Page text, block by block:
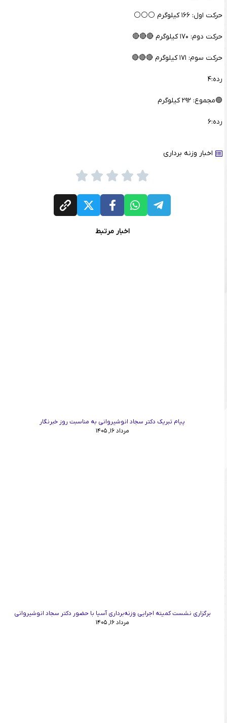
حرکت اول: ۱۶۶ کیلوگرم ⚪️⚪️⚪️
حرکت دوم: ۱۷۰ کیلوگرم 🔴🔴🔴
حرکت سوم: ۱۷۱ کیلوگرم 🔴🔴🔴
رده:۴
🟢مجموع: ۲۹۲ کیلوگرم
رده:۶
اخبار وزنه برداری
اخبار مرتبط
پیام تبریک دکتر سجاد انوشیروانی به مناسبت روز خبرنگار
مرداد ۱۶, ۱۴۰۵
برگزاری نشست کمیته اجرایی وزنه‌برداری آسیا با حضور دکتر سجاد انوشیروانی
مرداد ۱۶, ۱۴۰۵